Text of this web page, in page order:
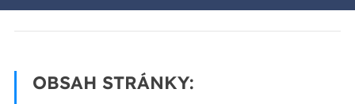
OBSAH STRÁNKY: